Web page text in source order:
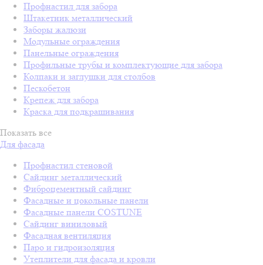
Профнастил для забора
Штакетник металлический
Заборы жалюзи
Модульные ограждения
Панельные ограждения
Профильные трубы и комплектующие для забора
Колпаки и заглушки для столбов
Пескобетон
Крепеж для забора
Краска для подкрашивания
Показать все
Для фасада
Профнастил стеновой
Сайдинг металлический
Фиброцементный сайдинг
Фасадные и цокольные панели
Фасадные панели COSTUNE
Сайдинг виниловый
Фасадная вентиляция
Паро и гидроизоляция
Утеплители для фасада и кровли